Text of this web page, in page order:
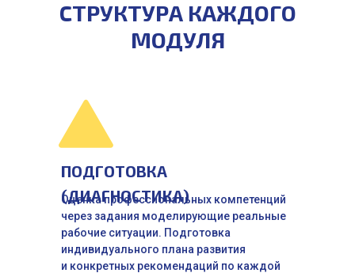
СТРУКТУРА КАЖДОГО
МОДУЛЯ
ПОДГОТОВКА
(ДИАГНОСТИКА)
Оценка профессиональных компетенций
через задания моделирующие реальные
рабочие ситуации. Подготовка
индивидуального плана развития
и конкретных рекомендаций по каждой